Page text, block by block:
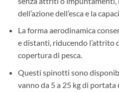
dell’azione dell’esca e la
La forma aerodinamica
e distanti, riducendo l’attrito
copertura di pesca.
Questi spinotti sono
vanno da 5 a 25 kg di